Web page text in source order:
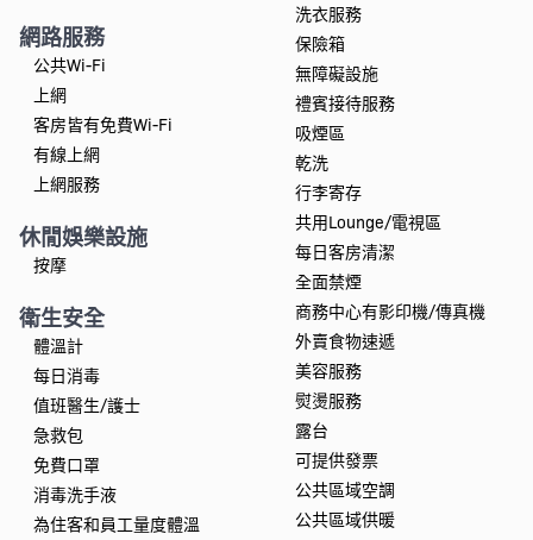
網路服務
公共Wi-Fi
上網
客房皆有免費Wi-Fi
有線上網
上網服務
休閒娛樂設施
按摩
衛生安全
體溫計
每日消毒
值班醫生/護士
急救包
免費口罩
消毒洗手液
為住客和員工量度體溫
洗衣服務
保險箱
無障礙設施
禮賓接待服務
吸煙區
乾洗
行李寄存
共用Lounge/電視區
每日客房清潔
全面禁煙
商務中心有影印機/傳真機
外賣食物速遞
美容服務
熨燙服務
露台
可提供發票
公共區域空調
公共區域供暖